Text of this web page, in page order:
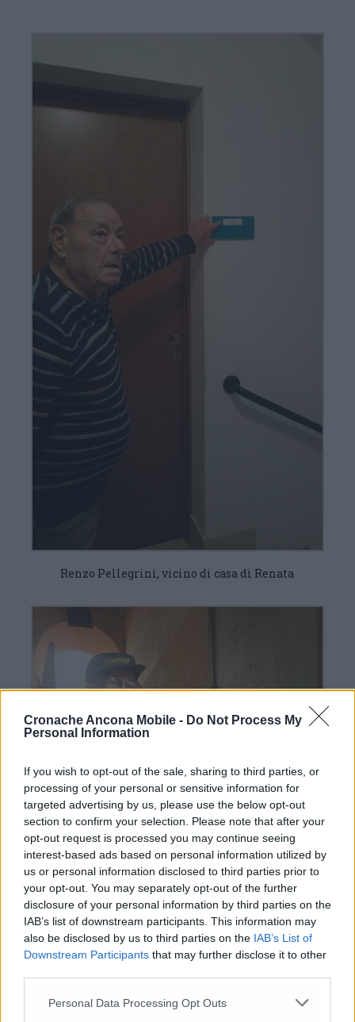
Cronache Ancona Mobile - Do Not Process My
Personal Information
If you wish to opt-out of the sale, sharing to third parties, or
processing of your personal or sensitive information for
targeted advertising by us, please use the below opt-out
section to confirm your selection. Please note that after your
opt-out request is processed you may continue seeing
interest-based ads based on personal information utilized by
us or personal information disclosed to third parties prior to
your opt-out. You may separately opt-out of the further
disclosure of your personal information by third parties on the
IAB’s list of downstream participants. This information may
also be disclosed by us to third parties on the IAB’s List of
Downstream Participants that may further disclose it to other
Personal Data Processing Opt Outs
Renzo Pellegrini, vicino di casa di Renata